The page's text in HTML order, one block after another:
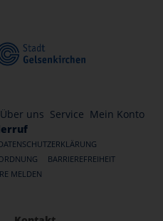
Über uns Service Mein Konto
BARRIEREFREIHEIT
MELDEN